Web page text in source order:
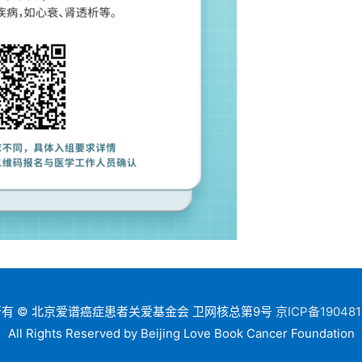
© 北京爱谱癌症患者关爱基金会 卫网核总第9号 京ICP备
All Rights Reserved by Beijing Love Book Cancer Foundation